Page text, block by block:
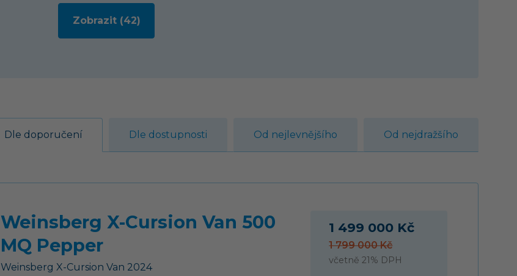
Dle doporučení Dle dostupnosti Od nejlevnějšího Od nejdražšího
Weinsberg X-Cursion Van 500
MQ Pepper
Weinsberg X-Cursion Van 2024
1 499 000 Kč
1 799 000 Kč
včetně 21% DPH